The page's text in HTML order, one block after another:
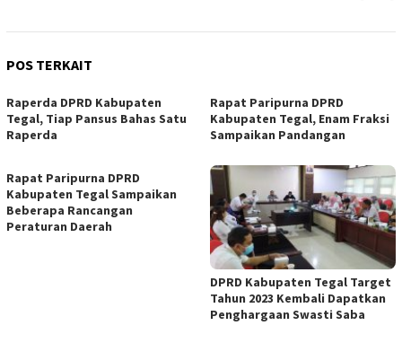
POS TERKAIT
Raperda DPRD Kabupaten
Tegal, Tiap Pansus Bahas Satu
Raperda
Rapat Paripurna DPRD
Kabupaten Tegal, Enam Fraksi
Sampaikan Pandangan
Rараt Paripurna DPRD
Kabupaten Tegal Sampaikan
Beberapa Rancangan
Peraturan Daerah
DPRD Kabupaten Tegal Target
Tahun 2023 Kembali Dapatkan
Penghargaan Swаѕtі Saba